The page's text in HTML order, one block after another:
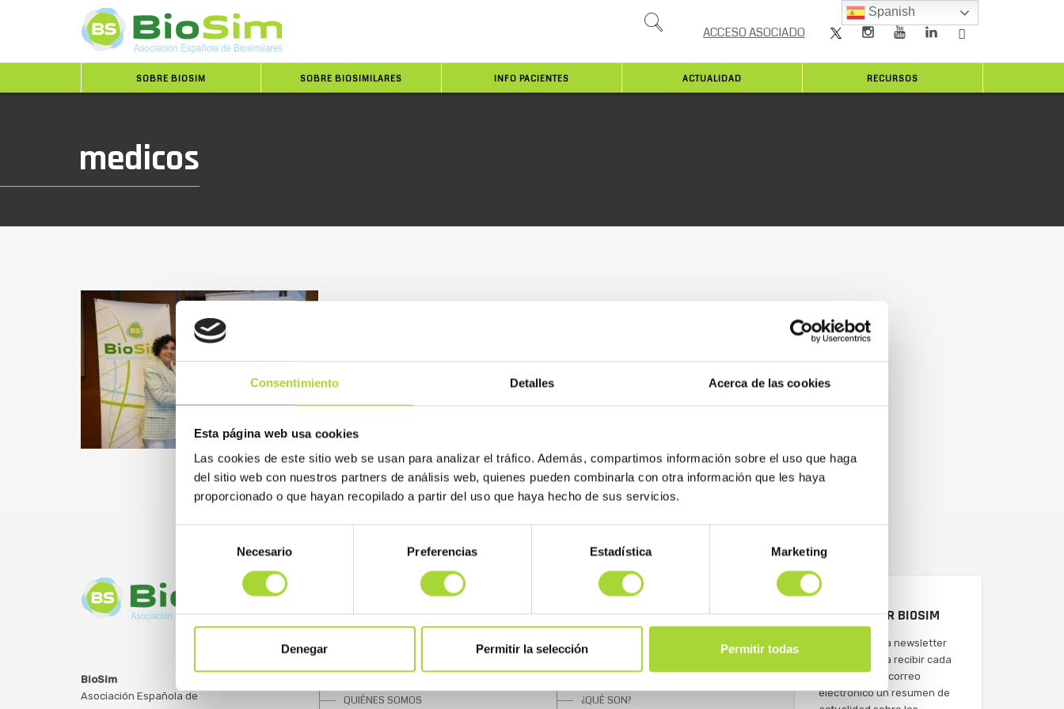
Consentimiento Detalles Acerca de las cookies
Esta página web usa cookies
Las cookies de este sitio web se usan para analizar el tráfico. Además, compartimos información sobre el uso que haga
del sitio web con nuestros partners de análisis web, quienes pueden combinarla con otra información que les haya
proporcionado o que hayan recopilado a partir del uso que haya hecho de sus servicios.
consentimiento
Necesario Preferencias Estadística Marketing
Denegar Permitir la selección Permitir todas
SOBRE BIOSIM SOBRE BIOSIMILARES INFO PACIENTES ACTUALIDAD RECURSOS
ACCESO ASOCIADO
medicos
BioSim
Asociación Española de
SOBRE BIOSIM
QUIÉNES SOMOS
SOBRE LOS BIOSIMILARES
¿QUÉ SON?
NEWSLETTER BIOSIM
Suscríbete a la newsletter
de BioSim para recibir cada
semana en tu correo
electrónico un resumen de
Spanish